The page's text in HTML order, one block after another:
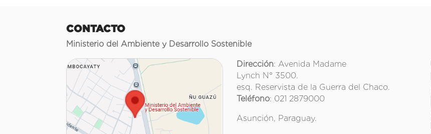
CONTACTO
Ministerio del Ambiente y Desarrollo Sostenible
Dirección: Avenida Madame
Lynch N° 3500.
esq. Reservista de la Guerra del Chaco.
Teléfono: 021 2879000
Asunción, Paraguay.